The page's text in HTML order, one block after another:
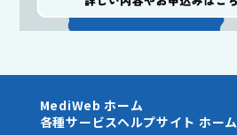
MediWeb ホーム
各種サービスヘルプサイト ホーム